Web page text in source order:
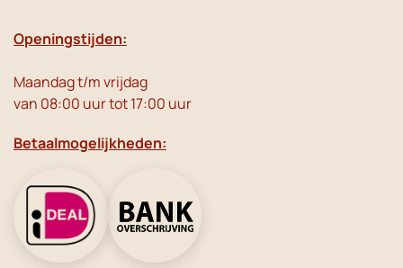
Openingstijden:
Maandag t/m vrijdag
van 08:00 uur tot 17:00 uur
Betaalmogelijkheden: